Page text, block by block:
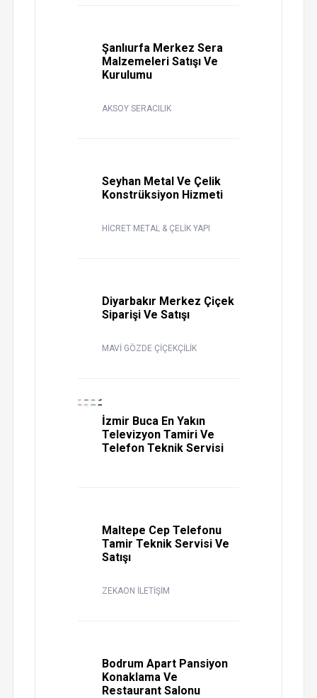
Şanlıurfa Merkez Sera
Malzemeleri Satışı Ve
Kurulumu
AKSOY SERACILIK
Seyhan Metal Ve Çelik
Konstrüksiyon Hizmeti
HİCRET METAL & ÇELİK YAPI
Diyarbakır Merkez Çiçek
Siparişi Ve Satışı
MAVİ GÖZDE ÇİÇEKÇİLİK
İzmir Buca En Yakın
Televizyon Tamiri Ve
Telefon Teknik Servisi
Maltepe Cep Telefonu
Tamir Teknik Servisi Ve
Satışı
ZEKAON İLETİŞİM
Bodrum Apart Pansiyon
Konaklama Ve
Restaurant Salonu